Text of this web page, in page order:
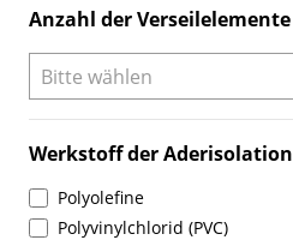
Anzahl der Verseilelemente
Werkstoff der Aderisolation
Polyolefine
Polyvinylchlorid (PVC)